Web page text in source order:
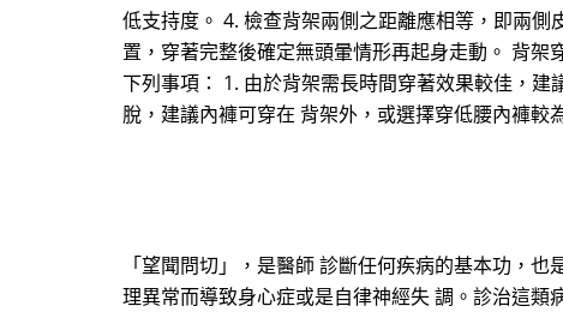
低支持度。 4. 檢查背架兩側之距離應相等，即兩
置，穿著完整後確定無頭暈情形再起身走動。 背
下列事項： 1. 由於背架需長時間穿著效果較佳，
脫，建議內褲可穿在 背架外，或選擇穿低腰內褲較
「望聞問切」，是醫師 診斷任何疾病的基本功，
理異常而導致身心症或是自律神經失 調。診治這